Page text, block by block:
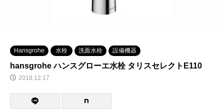
Hansgrohe 水栓 洗面水栓 設備機器
hansgrohe ハンスグローエ水栓 タリスセレクトE110
2018.12.17